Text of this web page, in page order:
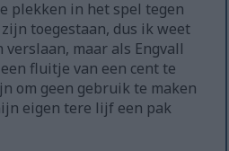
plekken in het spel tegen
toegestaan, dus ik weet
maar als Engvall
fluitje van een cent te
om geen gebruik te maken
eigen tere lijf een pak